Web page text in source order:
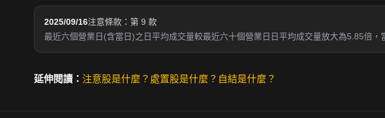
2025/09/16注意條款：第 9 款
最近六個營業日(含當日)之日平均成交量較最近六十個營業日日平均成交量放大為5.85倍
延伸閱讀： 注意股是什麼？ 處置股是什麼？ 自結是什麼？